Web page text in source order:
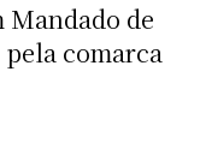
Mandado de
comarca